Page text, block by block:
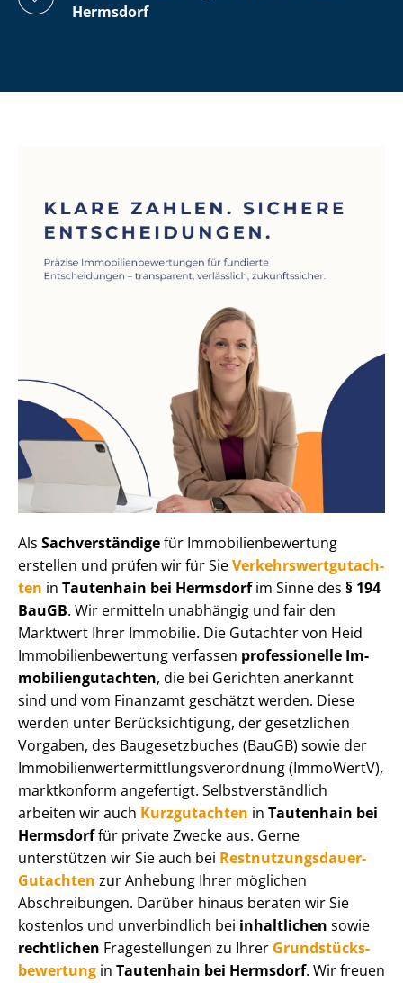
Hermsdorf
Als Sachverständigefür Im­mo­bi­li­en­be­wer­tung
erstellen und prüfen wir für SieVer­kehrs­wert­gut­ach­
ten in Tautenhain bei Hermsdorfim Sinne des § 194
BauGB. Wir ermitteln unabhängig und fair den
Marktwert Ihrer Immobilie. Die Gutachter von Heid
Im­mo­bi­li­en­be­wer­tung verfassen professionelle Im­
mo­bi­li­en­gut­ach­ten, die bei Gerichten anerkannt
sind und vom Finanzamt geschätzt werden. Diese
werden unter Be­rück­sich­ti­gung, der gesetzlichen
Vorgaben, des Baugesetzbuches (BauGB) sowie der
Im­mo­bi­li­en­wert­ermitt­lungs­ver­ord­nung (ImmoWertV),
marktkonform angefertigt. Selbst­ver­ständ­lich
arbeiten wir auch Kurzgutachten in Tautenhain bei
Hermsdorffür private Zwecke aus. Gerne
unterstützen wir Sie auch bei Rest­nut­zungs­dau­er-
Gutachten zur Anhebung Ihrer möglichen
Abschreibungen. Darüber hinaus beraten wir Sie
kostenlos und unverbindlich bei inhaltlichen sowie
rechtlichen Fragestellungen zu Ihrer Grund­stücks­
be­wer­tung in Tautenhain bei Hermsdorf. Wir freuen